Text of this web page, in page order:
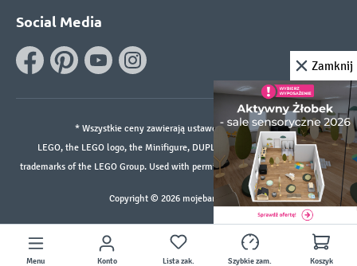
Menu Konto Lista zak. Szybkie zam. Koszyk
Social Media
* Wszystkie ceny zawierają ustawowy podatek VAT.
LEGO, the LEGO logo, the Minifigure, DUPLO, and the SPIKE logo are
trademarks of the LEGO Group. Used with permission. ©2026 The LEGO Group
Copyright © 2026 mojebambino.pl
Zamknij